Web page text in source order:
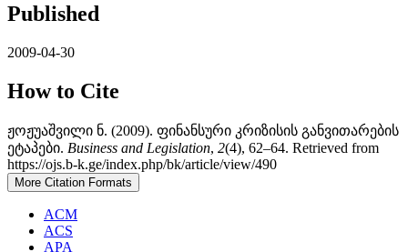
Published
2009-04-30
How to Cite
ჟოჟუაშვილი ნ. (2009). ფინანსური კრიზისის განვითარების
ეტაპები. Business and Legislation, 2(4), 62–64. Retrieved from
https://ojs.b-k.ge/index.php/bk/article/view/490
More Citation Formats
ACM
ACS
APA